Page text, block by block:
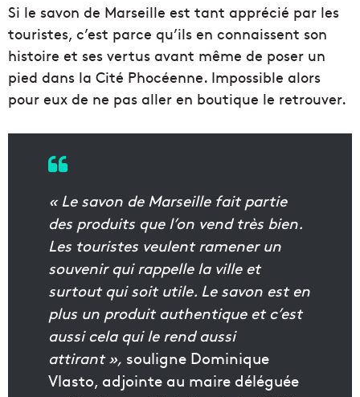
Si le savon de Marseille est tant apprécié par les
touristes, c’est parce qu’ils en connaissent son
histoire et ses vertus avant même de poser un
pied dans la Cité Phocéenne. Impossible alors
pour eux de ne pas aller en boutique le retrouver.
« Le savon de Marseille fait partie
des produits que l’on vend très bien.
Les touristes veulent ramener un
souvenir qui rappelle la ville et
surtout qui soit utile. Le savon est en
plus un produit authentique et c’est
aussi cela qui le rend aussi
attirant », souligne Dominique
Vlasto, adjointe au maire déléguée